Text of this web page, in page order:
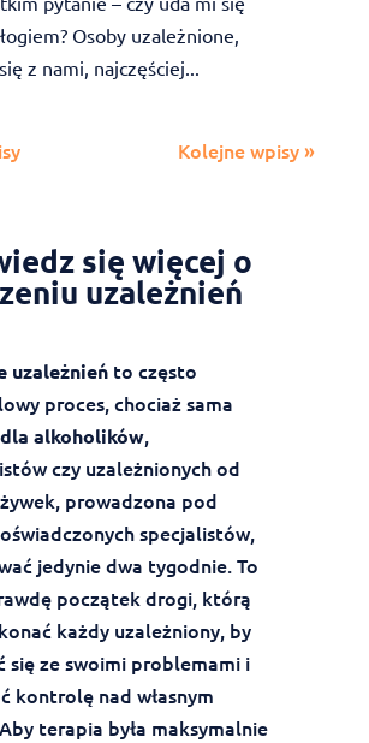
Osoby uzależnione,
z nami, najczęściej...
Kolejne wpisy »
się więcej o
uzależnień
uzależnieńto często
proces, chociaż sama
alkoholików,
czy uzależnionych od
prowadzona pod
specjalistów,
jedynie dwa tygodnie. To
początek drogi, którą
każdy uzależniony, by
się ze swoimi problemami i
kontrolę nad własnym
terapia była maksymalnie